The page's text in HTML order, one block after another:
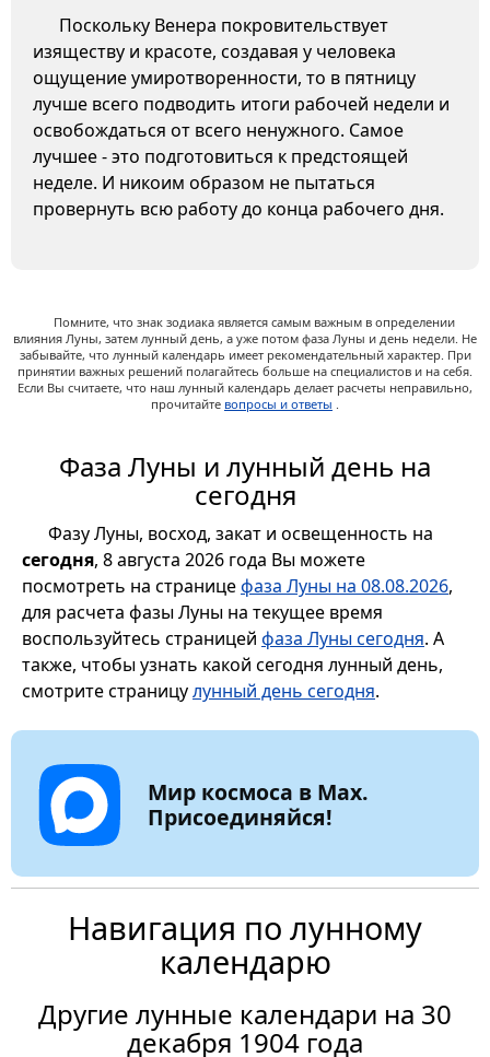
Поскольку Венера покровительствует
изяществу и красоте, создавая у человека
ощущение умиротворенности, то в пятницу
лучше всего подводить итоги рабочей недели и
освобождаться от всего ненужного. Самое
лучшее - это подготовиться к предстоящей
неделе. И никоим образом не пытаться
провернуть всю работу до конца рабочего дня.
Помните, что знак зодиака является самым важным в определении
влияния Луны, затем лунный день, а уже потом фаза Луны и день недели. Не
забывайте, что лунный календарь имеет рекомендательный характер. При
принятии важных решений полагайтесь больше на специалистов и на себя.
Если Вы считаете, что наш лунный календарь делает расчеты неправильно,
прочитайте вопросы и ответы .
Фаза Луны и лунный день на
сегодня
Фазу Луны, восход, закат и освещенность на
сегодня, 8 августа 2026 года Вы можете
посмотреть на страницефаза Луны на 08.08.2026,
для расчета фазы Луны на текущее время
воспользуйтесь страницей фаза Луны сегодня. А
также, чтобы узнать какой сегодня лунный день,
смотрите страницулунный день сегодня.
Мир космоса в Max.
Присоединяйся!
Навигация по лунному
календарю
Другие лунные календари на 30
декабря 1904 года